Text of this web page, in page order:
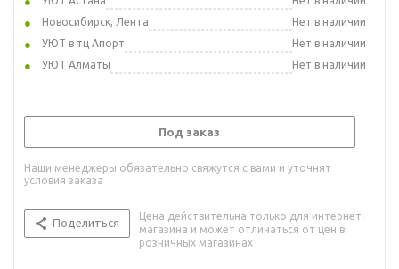
Новосибирск, Лента
Нет в наличии
УЮТ в тц Апорт
Нет в наличии
УЮТ Алматы
Нет в наличии
Под заказ
Наши менеджеры обязательно свяжутся с вами и уточнят
условия заказа
Поделиться
Цена действительна только для интернет-
магазина и может отличаться от цен в
розничных магазинах